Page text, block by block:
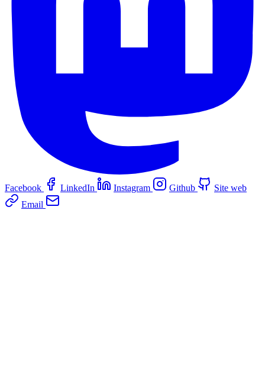
Facebook LinkedIn Instagram Github
Site web
Email